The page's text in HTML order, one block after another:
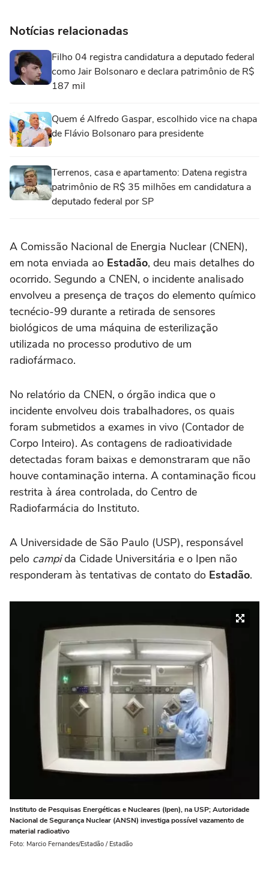
Notícias relacionadas
Filho 04 registra candidatura a deputado federal
como Jair Bolsonaro e declara patrimônio de R$
187 mil
Quem é Alfredo Gaspar, escolhido vice na chapa
de Flávio Bolsonaro para presidente
Terrenos, casa e apartamento: Datena registra
patrimônio de R$ 35 milhões em candidatura a
deputado federal por SP
A Comissão Nacional de Energia Nuclear (CNEN),
em nota enviada ao Estadão, deu mais detalhes do
ocorrido. Segundo a CNEN, o incidente analisado
envolveu a presença de traços do elemento químico
tecnécio-99 durante a retirada de sensores
biológicos de uma máquina de esterilização
utilizada no processo produtivo de um
radiofármaco.
No relatório da CNEN, o órgão indica que o
incidente envolveu dois trabalhadores, os quais
foram submetidos a exames in vivo (Contador de
Corpo Inteiro). As contagens de radioatividade
detectadas foram baixas e demonstraram que não
houve contaminação interna. A contaminação ficou
restrita à área controlada, do Centro de
Radiofarmácia do Instituto.
A Universidade de São Paulo (USP), responsável
pelo campida Cidade Universitária e o Ipen não
responderam às tentativas de contato do Estadão.
Instituto de Pesquisas Energéticas e Nucleares (Ipen), na USP; Autoridade
Nacional de Segurança Nuclear (ANSN) investiga possível vazamento de
material radioativo
Foto: Marcio Fernandes/Estadão / Estadão